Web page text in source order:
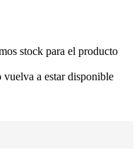
stock para el producto
vuelva a estar disponible